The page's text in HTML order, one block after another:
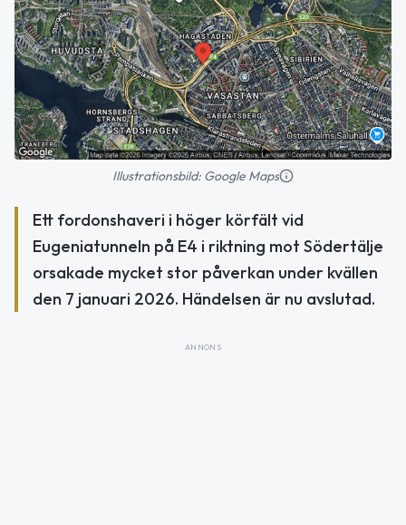
Illustrationsbild: Google Maps
Ett fordonshaveri i höger körfält vid
Eugeniatunneln på E4 i riktning mot Södertälje
orsakade mycket stor påverkan under kvällen
den 7 januari 2026. Händelsen är nu avslutad.
ANNONS